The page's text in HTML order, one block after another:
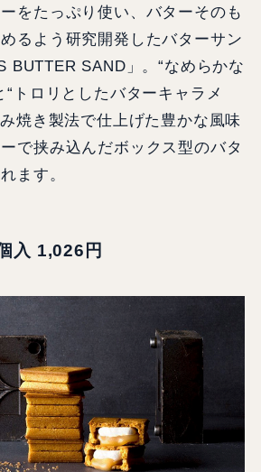
をたっぷり使い、バターそのも
るよう研究開発したバターサン
BUTTER SAND」。“なめらかな
“トロリとしたバターキャラメ
焼き製法で仕上げた豊かな風味
で挟み込んだボックス型のバタ
ます。
入 1,026円